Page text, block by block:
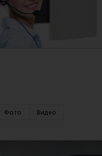
Фото Видео